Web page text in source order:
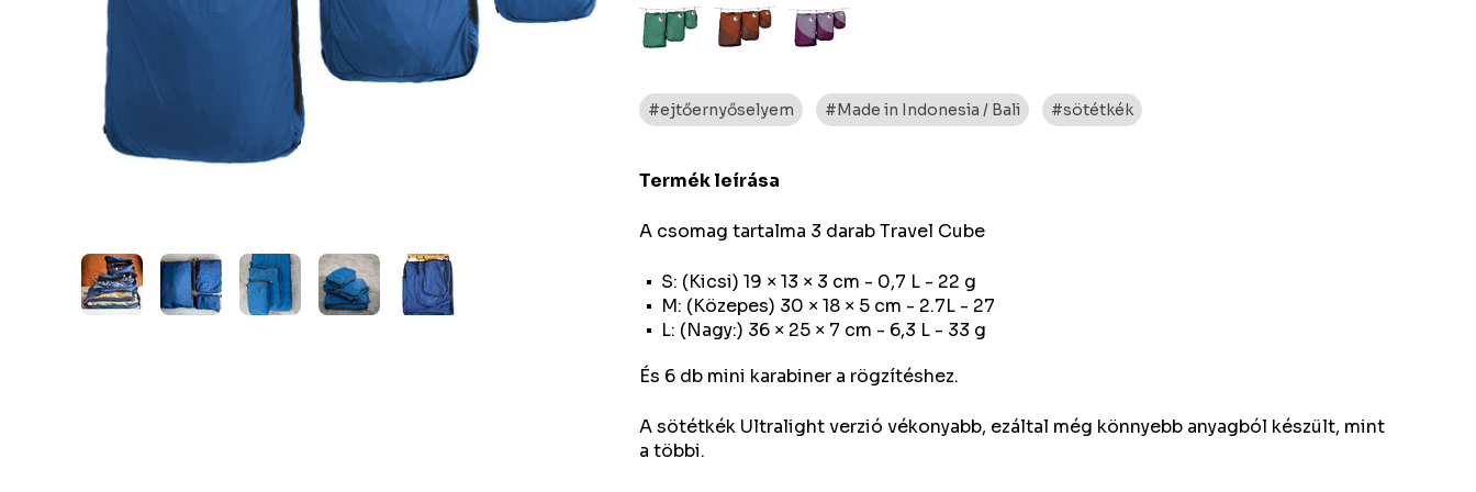
#ejtőernyőselyem #Made in Indonesia / Bali #sötétkék
Termék leírása
A csomag tartalma 3 darab Travel Cube
S: (Kicsi) 19 × 13 × 3 cm - 0,7 L - 22 g
M: (Közepes) 30 × 18 × 5 cm - 2.7L - 27
L: (Nagy:) 36 × 25 × 7 cm - 6,3 L - 33 g
És 6 db mini karabiner a rögzítéshez.
A sötétkék Ultralight verzió vékonyabb, ezáltal még könnyebb anyagból készült, mint
a többi.